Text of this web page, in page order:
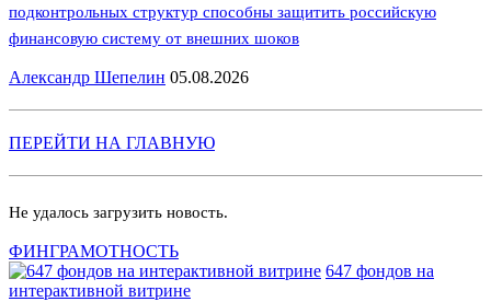
подконтрольных структур способны защитить российскую
финансовую систему от внешних шоков
Александр Шепелин 05.08.2026
ПЕРЕЙТИ НА ГЛАВНУЮ
Не удалось загрузить новость.
ФИНГРАМОТНОСТЬ
647 фондов на
интерактивной витрине